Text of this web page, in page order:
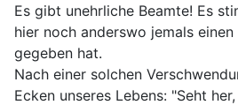
Es gibt unehrliche Beamte! Es
hier noch anderswo jemals
gegeben hat.
Nach einer solchen
Ecken unseres Lebens: "Seht